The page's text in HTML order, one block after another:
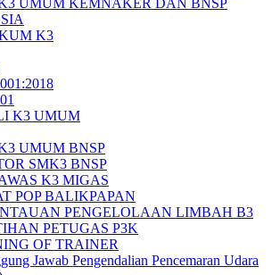
UMUM KEMNAKER DAN BNSP
K3
K3 UMUM
UMUM BNSP
SMK3 BNSP
K3 MIGAS
POP BALIKPAPAN
PENGELOLAAN LIMBAH B3
PETUGAS P3K
OF TRAINER
Jawab Pengendalian Pencemaran Udara